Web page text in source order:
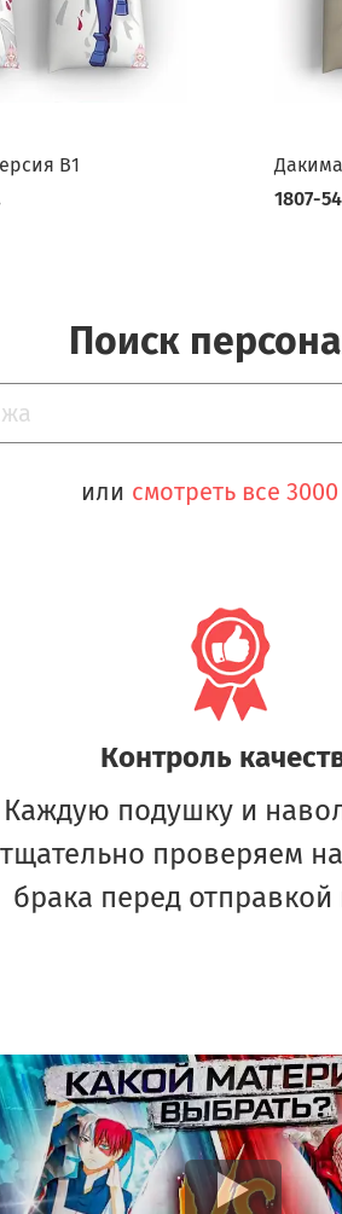
В1
1807-
Поиск
или смотреть все
Контроль
Каждую подушку и
тщательно проверяем
брака перед отправкой